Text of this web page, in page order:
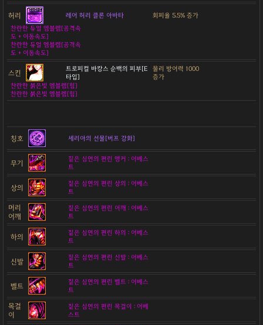
허리 레어 허리 클론 아바타
회피율 5.5% 증가
찬란한 듀얼 엠블렘[공격속
도 + 이동속도]
찬란한 듀얼 엠블렘[공격속
도 + 이동속도]
스킨
트로피컬 바캉스 순백의 피부[E
타입]
물리 방어력 1000
증가
찬란한 붉은빛 엠블렘[힘]
찬란한 붉은빛 엠블렘[힘]
칭호 세리아의 선물[버프 강화]
무기
짙은 심연의 편린 앵커 : 어베스
트
상의
짙은 심연의 편린 상의 : 어베스
트
머리
어깨
짙은 심연의 편린 어깨 : 어베스
트
하의
짙은 심연의 편린 하의 : 어베스
트
신발
짙은 심연의 편린 신발 : 어베스
트
벨트
짙은 심연의 편린 벨트 : 어베스
트
목걸
이
짙은 심연의 편린 목걸이 : 어베
스트